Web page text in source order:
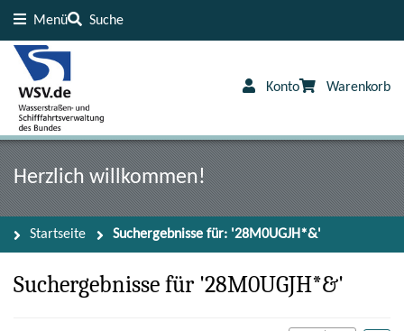
Menü Suche
Konto Warenkorb
Herzlich willkommen!
Startseite Suchergebnisse für: '28M0UGJH*&'
Suchergebnisse für '28M0UGJH*&'